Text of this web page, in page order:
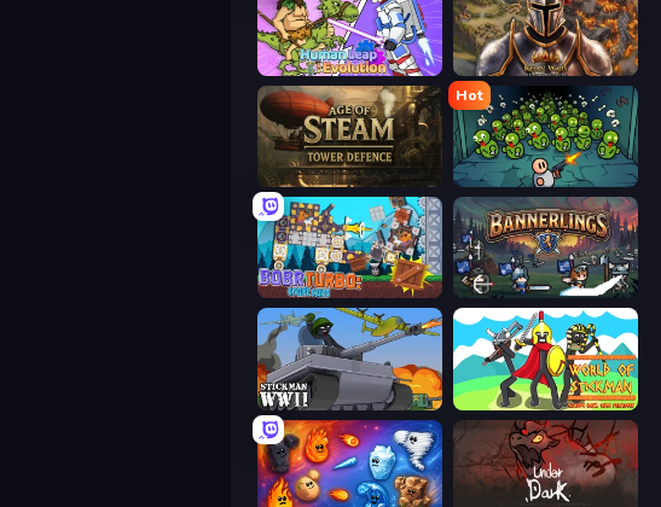
Human Leap: Evolution Khan Wars
Age of Steam Tower Defence
Hot
Base Defence
Bobr Turbo: Craft Cars Bannerlings
Stickman WW2 World of Stickman Classic RTS